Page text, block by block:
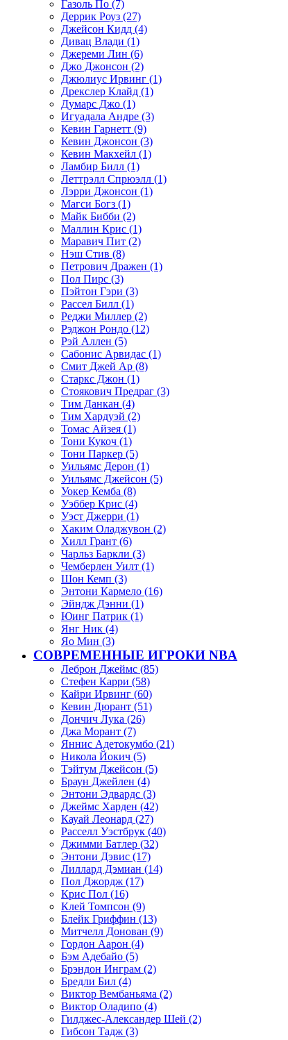
Газоль По (7)
Деррик Роуз (27)
Джейсон Кидд (4)
Дивац Влади (1)
Джереми Лин (6)
Джо Джонсон (2)
Джюлиус Ирвинг (1)
Дрекслер Клайд (1)
Думарс Джо (1)
Игуадала Андре (3)
Кевин Гарнетт (9)
Кевин Джонсон (3)
Кевин Макхейл (1)
Ламбир Билл (1)
Леттрэлл Спрюэлл (1)
Лэрри Джонсон (1)
Магси Богз (1)
Майк Бибби (2)
Маллин Крис (1)
Маравич Пит (2)
Нэш Стив (8)
Петрович Дражен (1)
Пол Пирс (3)
Пэйтон Гэри (3)
Рассел Билл (1)
Реджи Миллер (2)
Рэджон Рондо (12)
Рэй Аллен (5)
Сабонис Арвидас (1)
Смит Джей Ар (8)
Старкс Джон (1)
Стоякович Предраг (3)
Тим Данкан (4)
Тим Хардуэй (2)
Томас Айзея (1)
Тони Кукоч (1)
Тони Паркер (5)
Уильямс Дерон (1)
Уильямс Джейсон (5)
Уокер Кемба (8)
Уэббер Крис (4)
Уэст Джерри (1)
Хаким Оладжувон (2)
Хилл Грант (6)
Чарльз Баркли (3)
Чемберлен Уилт (1)
Шон Кемп (3)
Энтони Кармело (16)
Эйндж Дэнни (1)
Юинг Патрик (1)
Янг Ник (4)
Яо Мин (3)
СОВРЕМЕННЫЕ ИГРОКИ NBA
Леброн Джеймс (85)
Стефен Карри (58)
Кайри Ирвинг (60)
Кевин Дюрант (51)
Дончич Лука (26)
Джа Морант (7)
Яннис Адетокумбо (21)
Никола Йокич (5)
Тэйтум Джейсон (5)
Браун Джейлен (4)
Энтони Эдвардс (3)
Джеймс Харден (42)
Кауай Леонард (27)
Расселл Уэстбрук (40)
Джимми Батлер (32)
Энтони Дэвис (17)
Лиллард Дэмиан (14)
Пол Джордж (17)
Крис Пол (16)
Клей Томпсон (9)
Блейк Гриффин (13)
Митчелл Донован (9)
Гордон Аарон (4)
Бэм Адебайо (5)
Брэндон Инграм (2)
Бредли Бил (4)
Виктор Вембаньяма (2)
Виктор Оладипо (4)
Гилджес-Александер Шей (2)
Гибсон Тадж (3)